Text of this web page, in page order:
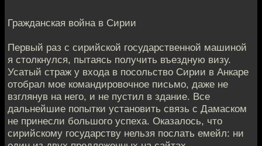
Гражданская война в Сирии
Первый раз с сирийской государственной машиной
я столкнулся, пытаясь получить въездную визу.
Усатый страж у входа в посольство Сирии в Анкаре
отобрал мое командировочное письмо, даже не
взглянув на него, и не пустил в здание. Все
дальнейшие попытки установить связь с Дамаском
не принесли большого успеха. Оказалось, что
сирийскому государству нельзя послать емейл: ни